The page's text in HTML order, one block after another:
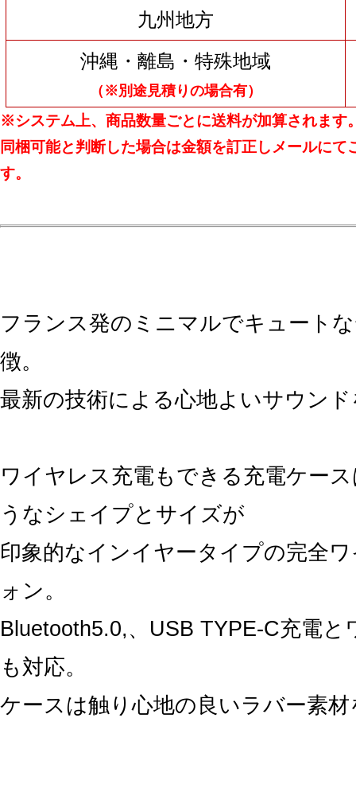
九州地方
沖縄・離島・特殊地域
（※別途見積りの場合有）
※システム上、商品数量ごとに送料が加算されます
同梱可能と判断した場合は金額を訂正しメールにて
す。
フランス発のミニマルでキュート
徴。
最新の技術による心地よいサウン
ワイヤレス充電もできる充電ケー
うなシェイプとサイズが
印象的なインイヤータイプの完全
ォン。
Bluetooth5.0,、USB TYPE-C充電と
も対応。
ケースは触り心地の良いラバー素材